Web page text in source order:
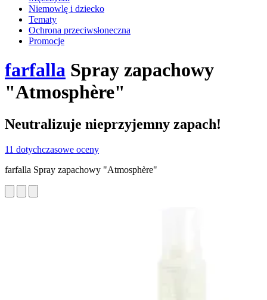
Niemowlę i dziecko
Tematy
Ochrona przeciwsłoneczna
Promocje
farfalla Spray zapachowy
"Atmosphère"
Neutralizuje nieprzyjemny zapach!
11 dotychczasowe oceny
farfalla Spray zapachowy "Atmosphère"